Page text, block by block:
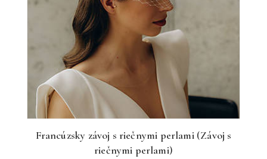
Francúzsky závoj s riečnymi perlami (Závoj s
riečnymi perlami)